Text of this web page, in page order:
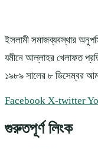
ইসলামী সমাজব্যবস্থার
যমীনে আল্লাহর খেলাফত
১৯৮৯ সালের ৮ ডিসেম্বর
Facebook X-twitter
গুরুতপূর্ণ লিংক